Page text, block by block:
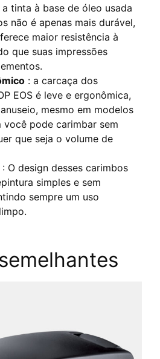
a tinta à base de óleo usada
não é apenas mais durável,
maior resistência à
que suas impressões
: a carcaça dos
EOS é leve e ergonômica,
mesmo em modelos
você pode carimbar sem
que seja o volume de
: O design desses carimbos
simples e sem
sempre um uso